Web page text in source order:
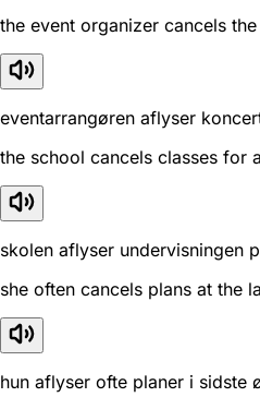
the event organizer cancels
eventarrangøren aflyser
the school cancels classes for
skolen aflyser undervisningen
she often cancels plans at the
hun aflyser ofte planer i sidste